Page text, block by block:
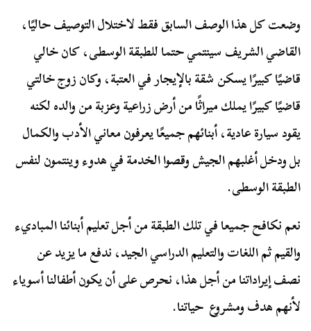
وضعت كل هذا الوصف السابق فقط لاختلال التوصيف حاليًا،
القاضي الشريف سينتمي حتما للطبقة الوسطى، كان خالي
قاضيًا كبيرًا يسكن شقة بالإيجار في العتبة، وكان زوج خالتي
قاضيًا كبيرًا يملك ميراثًا من أرض زراعية وعزبة من والده لكنه
يقود سيارة عادية، أبنائهم جميعًا يعرفون معاني الأدب والكمال
بل ودخل أغلبهم الجيش وقصوا الخدمة في هدوء وينتمون لنفس
الطبقة الوسطى.
نعم نكافح جميعا في تلك الطبقة من أجل تعليم أبنائنا المباديء
والقيم ثم اللغات والتعليم الدراسي الجيد، ندفع ما يزيد عن
نصف إيراداتنا من أجل هذا، نحرص على أن يكون أطفالنا أسوياء
لأنهم هدف ومشروع حياتنا.